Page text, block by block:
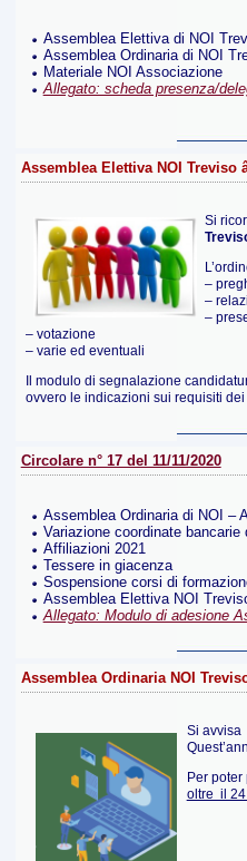
Assemblea Elettiva di NOI
Assemblea Ordinaria di NOI
Materiale NOI Associazione
Allegato: scheda presenza/
Assemblea Elettiva NOI Treviso
Si
–
–
–
– votazione
– varie ed eventuali
Il modulo di segnalazione
ovvero le indicazioni sui requisiti
Circolare n° 17 del 11/11/2020
Assemblea Ordinaria di NOI –
Variazione coordinate
Affiliazioni 2021
Tessere in giacenza
Sospensione corsi di
Assemblea Elettiva NOI
Allegato: Modulo di adesione
Assemblea Ordinaria NOI
Si avvisa
Per
oltre il 24